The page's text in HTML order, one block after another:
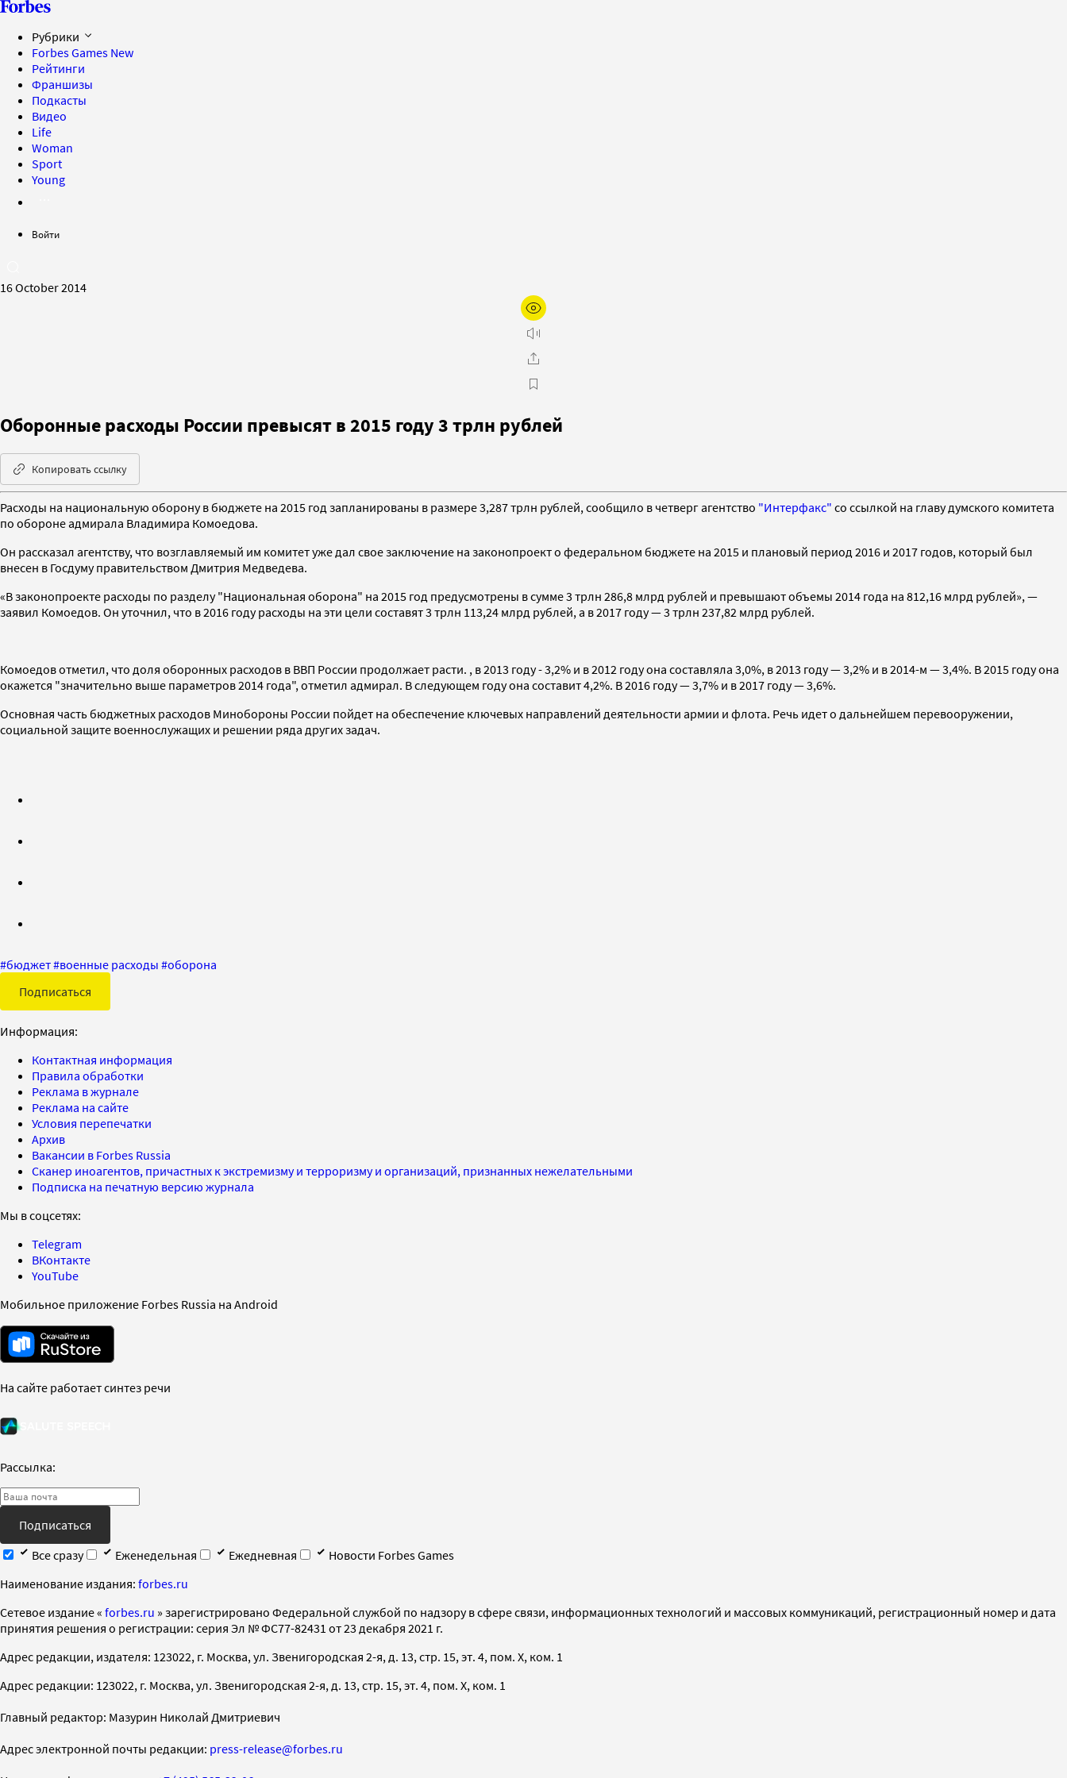
Рубрики
Forbes Games New
Рейтинги
Франшизы
Подкасты
Видео
Life
Woman
Sport
Young
Войти
16 October 2014
Оборонные расходы России превысят в 2015 году 3 трлн рублей
Копировать ссылку
Расходы на национальную оборону в бюджете на 2015 год запланированы в размере 3,287 трлн рублей, сообщило в четверг агентство "Интерфакс" со ссылкой на главу думского комитета
по обороне адмирала Владимира Комоедова.
Он рассказал агентству, что возглавляемый им комитет уже дал свое заключение на законопроект о федеральном бюджете на 2015 и плановый период 2016 и 2017 годов, который был
внесен в Госдуму правительством Дмитрия Медведева.
«В законопроекте расходы по разделу "Национальная оборона" на 2015 год предусмотрены в сумме 3 трлн 286,8 млрд рублей и превышают объемы 2014 года на 812,16 млрд рублей», —
заявил Комоедов. Он уточнил, что в 2016 году расходы на эти цели составят 3 трлн 113,24 млрд рублей, а в 2017 году — 3 трлн 237,82 млрд рублей.
Комоедов отметил, что доля оборонных расходов в ВВП России продолжает расти. , в 2013 году - 3,2% и в 2012 году она составляла 3,0%, в 2013 году — 3,2% и в 2014-м — 3,4%. В 2015 году она
окажется "значительно выше параметров 2014 года", отметил адмирал. В следующем году она составит 4,2%. В 2016 году — 3,7% и в 2017 году — 3,6%.
Основная часть бюджетных расходов Минобороны России пойдет на обеспечение ключевых направлений деятельности армии и флота. Речь идет о дальнейшем перевооружении,
социальной защите военнослужащих и решении ряда других задач.
#бюджет#военные расходы #оборона
Подписаться
Информация:
Контактная информация
Правила обработки
Реклама в журнале
Реклама на сайте
Условия перепечатки
Архив
Вакансии в Forbes Russia
Сканер иноагентов, причастных к экстремизму и терроризму и организаций, признанных нежелательными
Подписка на печатную версию журнала
Мы в соцсетях:
Telegram
ВКонтакте
YouTube
Мобильное приложение Forbes Russia на Android
На сайте работает синтез речи
Рассылка:
Подписаться
Все сразу
Еженедельная Ежедневная
Новости Forbes Games
Наименование издания: forbes.ru
Cетевое издание « forbes.ru » зарегистрировано Федеральной службой по надзору в сфере связи, информационных технологий и массовых коммуникаций, регистрационный номер и дата
принятия решения о регистрации: серия Эл № ФС77-82431 от 23 декабря 2021 г.
Адрес редакции, издателя: 123022, г. Москва, ул. Звенигородская 2-я, д. 13, стр. 15, эт. 4, пом. X, ком. 1
Адрес редакции: 123022, г. Москва, ул. Звенигородская 2-я, д. 13, стр. 15, эт. 4, пом. X, ком. 1
Главный редактор: Мазурин Николай Дмитриевич
Адрес электронной почты редакции: press-release@forbes.ru